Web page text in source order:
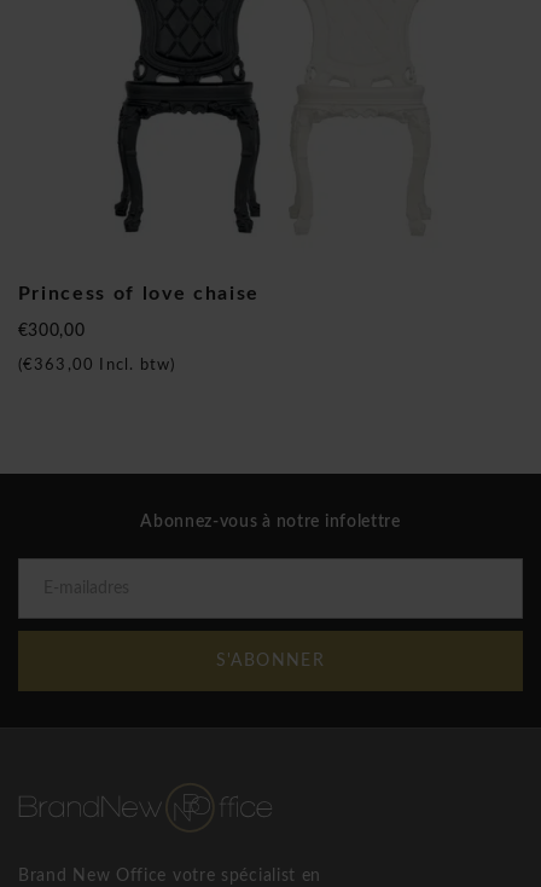
Princess of love chaise
€300,00
€363,00 Incl. btw)
Abonnez-vous à notre infolettre
S'ABONNER
Brand New Office votre spécialist en